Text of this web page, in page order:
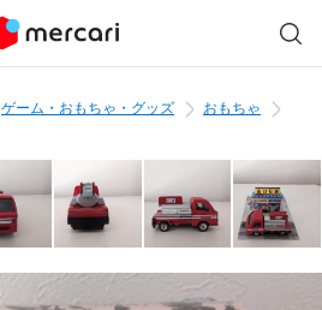
ゲーム・おもちゃ・グッズ
おもちゃ